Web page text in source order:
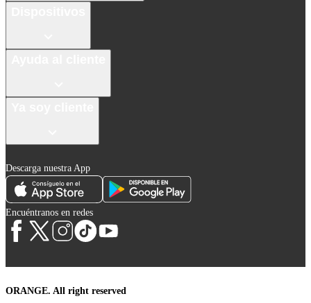
Descarga nuestra App
Encuéntranos en redes
ORANGE. All right reserved